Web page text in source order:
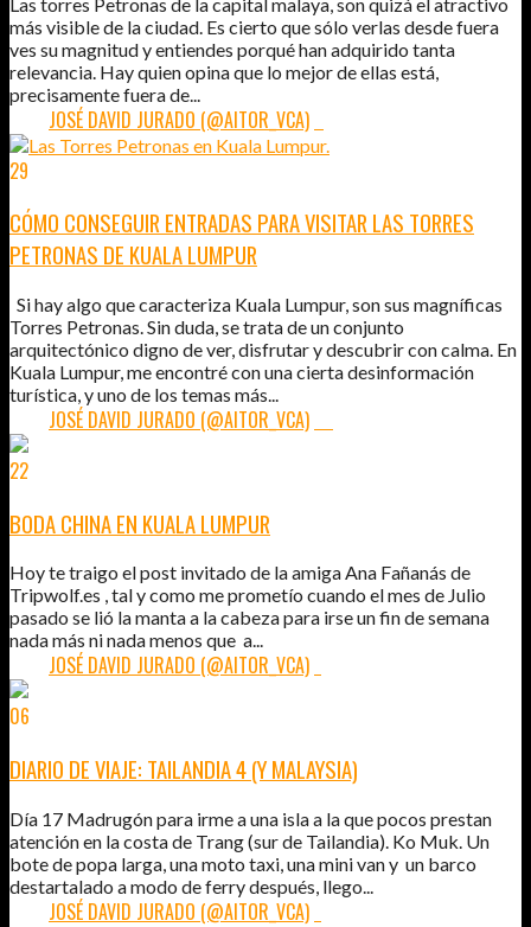
más visible de la ciudad. Es cierto que sólo verlas desde fuera
ves su magnitud y entiendes porqué han adquirido tanta
relevancia. Hay quien opina que lo mejor de ellas está,
precisamente fuera de...
JOSÉ DAVID JURADO (@AITOR_VCA)
29
CÓMO CONSEGUIR ENTRADAS PARA VISITAR LAS TORRES
PETRONAS DE KUALA LUMPUR
Si hay algo que caracteriza Kuala Lumpur, son sus magníficas
Torres Petronas. Sin duda, se trata de un conjunto
arquitectónico digno de ver, disfrutar y descubrir con calma. En
Kuala Lumpur, me encontré con una cierta desinformación
turística, y uno de los temas más...
JOSÉ DAVID JURADO (@AITOR_VCA)
22
BODA CHINA EN KUALA LUMPUR
Hoy te traigo el post invitado de la amiga Ana Fañanás de
Tripwolf.es , tal y como me prometío cuando el mes de Julio
pasado se lió la manta a la cabeza para irse un fin de semana
nada más ni nada menos que a...
JOSÉ DAVID JURADO (@AITOR_VCA)
06
DIARIO DE VIAJE: TAILANDIA 4 (Y MALAYSIA)
Día 17 Madrugón para irme a una isla a la que pocos prestan
atención en la costa de Trang (sur de Tailandia). Ko Muk. Un
bote de popa larga, una moto taxi, una mini van y un barco
destartalado a modo de ferry después, llego...
JOSÉ DAVID JURADO (@AITOR_VCA)